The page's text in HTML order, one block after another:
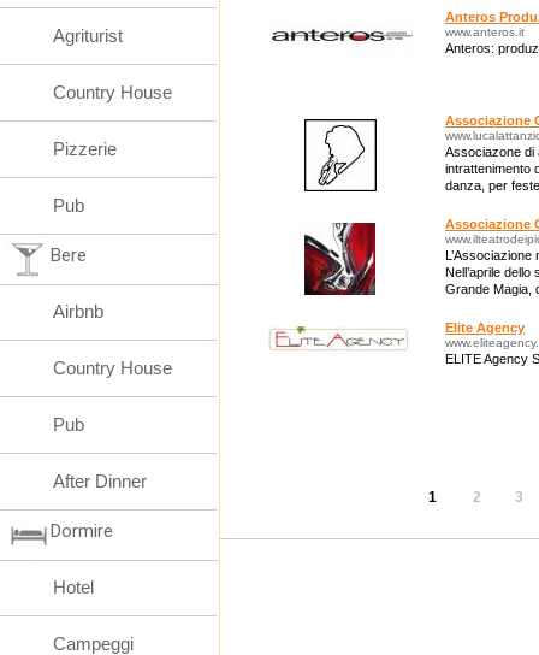
Anteros
www.anteros.it
Anteros:
Associazione
Associazone di
intrattenimento
danza, per
Associazione
L’Associazione
Nell’aprile
Grande Magia,
Elite Agency
ELITE Agency
1 2 3
Agriturist
Country House
Pizzerie
Pub
Bere
Airbnb
Country House
Pub
After Dinner
Dormire
Hotel
Campeggi